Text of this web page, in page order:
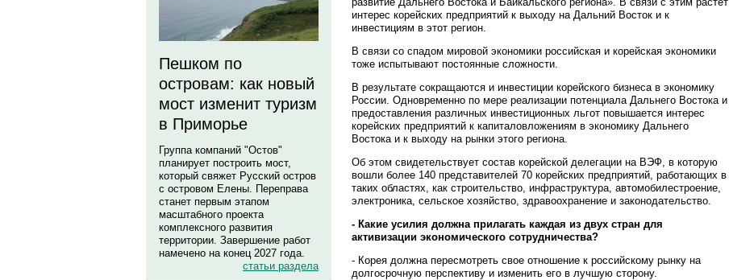
Пешком по
островам: как новый
мост изменит туризм
в Приморье
Группа компаний "Остов"
планирует построить мост,
который свяжет Русский остров
с островом Елены. Переправа
станет первым этапом
масштабного проекта
комплексного развития
территории. Завершение работ
намечено на конец 2027 года.
статьи раздела
интерес корейских предприятий к выходу на Дальний Восток и к
инвестициям в этот регион.
В связи со спадом мировой экономики российская и корейская экономики
тоже испытывают постоянные сложности.
В результате сокращаются и инвестиции корейского бизнеса в экономику
России. Одновременно по мере реализации потенциала Дальнего Востока и
предоставления различных инвестиционных льгот повышается интерес
корейских предприятий к капиталовложениям в экономику Дальнего
Востока и к выходу на рынки этого региона.
Об этом свидетельствует состав корейской делегации на ВЭФ, в которую
вошли более 140 представителей 70 корейских предприятий, работающих в
таких областях, как строительство, инфраструктура, автомобилестроение,
электроника, сельское хозяйство, здравоохранение и законодательство.
- Какие усилия должна прилагать каждая из двух стран для
активизации экономического сотрудничества?
- Корея должна пересмотреть свое отношение к российскому рынку на
долгосрочную перспективу и изменить его в лучшую сторону.